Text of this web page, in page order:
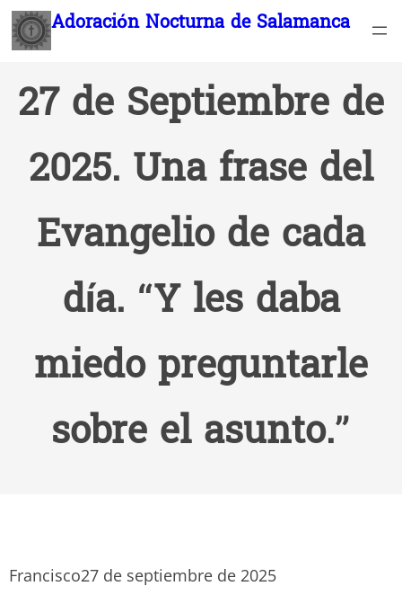
Saltar Adoración Nocturna de Salamanca
27 de Septiembre de
2025. Una frase del
Evangelio de cada
día. “Y les daba
miedo preguntarle
sobre el asunto.”
Francisco27 de septiembre de 2025